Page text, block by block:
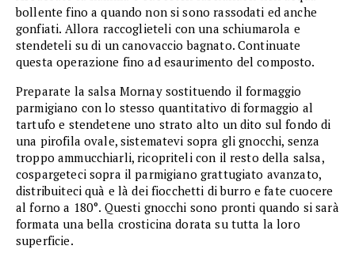
bollente fino a quando non si sono rassodati ed anche
gonfiati. Allora raccoglieteli con una schiumarola e
stendeteli su di un canovaccio bagnato. Continuate
questa operazione fino ad esaurimento del composto.
Preparate la salsa Mornay sostituendo il formaggio
parmigiano con lo stesso quantitativo di formaggio al
tartufo e stendetene uno strato alto un dito sul fondo di
una pirofila ovale, sistematevi sopra gli gnocchi, senza
troppo ammucchiarli, ricopriteli con il resto della salsa,
cospargeteci sopra il parmigiano grattugiato avanzato,
distribuiteci quà e là dei fiocchetti di burro e fate cuocere
al forno a 180°. Questi gnocchi sono pronti quando si sarà
formata una bella crosticina dorata su tutta la loro
superficie.